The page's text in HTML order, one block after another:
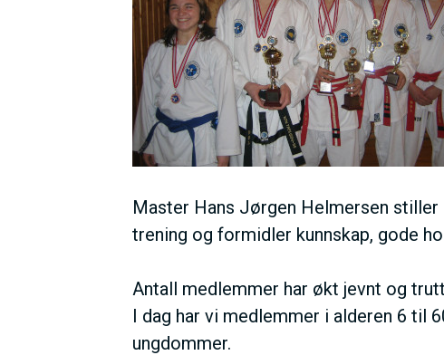
D
O
M
A
N
Master Hans Jørgen Helmersen
trening og formidler kunnskap, gode
Antall medlemmer har økt jevnt og
I dag har vi medlemmer i alderen 6 til
ungdommer.